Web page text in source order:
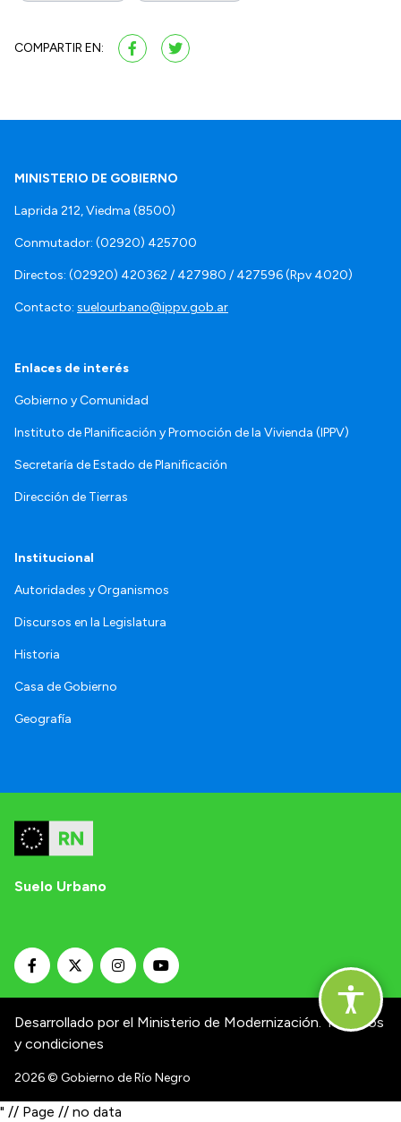
COMPARTIR EN:
MINISTERIO DE GOBIERNO
Laprida 212, Viedma (8500)
Conmutador: (02920) 425700
Directos: (02920) 420362 / 427980 / 427596 (Rpv 4020)
Contacto: suelourbano@ippv.gob.ar
Enlaces de interés
Gobierno y Comunidad
Instituto de Planificación y Promoción de la Vivienda (IPPV)
Secretaría de Estado de Planificación
Dirección de Tierras
Institucional
Autoridades y Organismos
Discursos en la Legislatura
Historia
Casa de Gobierno
Geografía
Suelo Urbano
Desarrollado por el Ministerio de Modernización. Términos
y condiciones
2026© Gobierno de Río Negro
" // Page // no data